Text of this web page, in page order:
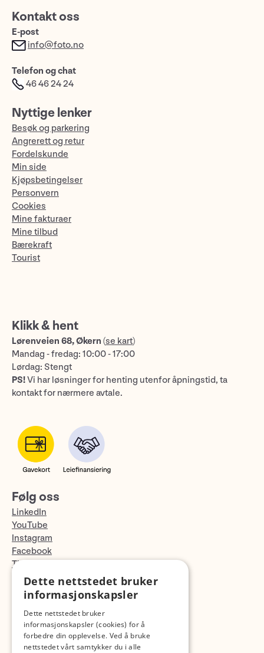
Kontakt oss
E-post
info@foto.no
Telefon og chat
46 46 24 24
Nyttige lenker
Besøk og parkering
Angrerett og retur
Fordelskunde
Min side
Kjøpsbetingelser
Personvern
Cookies
Mine fakturaer
Mine tilbud
Bærekraft
Tourist
Klikk & hent
Lørenveien 68, Økern (se kart)
Mandag - fredag: 10:00 - 17:00
Lørdag: Stengt
PS!Vi har løsninger for henting utenfor åpningstid, ta
kontakt for nærmere avtale.
Følg oss
LinkedIn
YouTube
Instagram
Facebook
TikTok
Fotopodden
Dette nettstedet bruker
informasjonskapsler
Dette nettstedet bruker
informasjonskapsler (cookies) for å
forbedre din opplevelse. Ved å bruke
nettstedet vårt samtykker du i alle